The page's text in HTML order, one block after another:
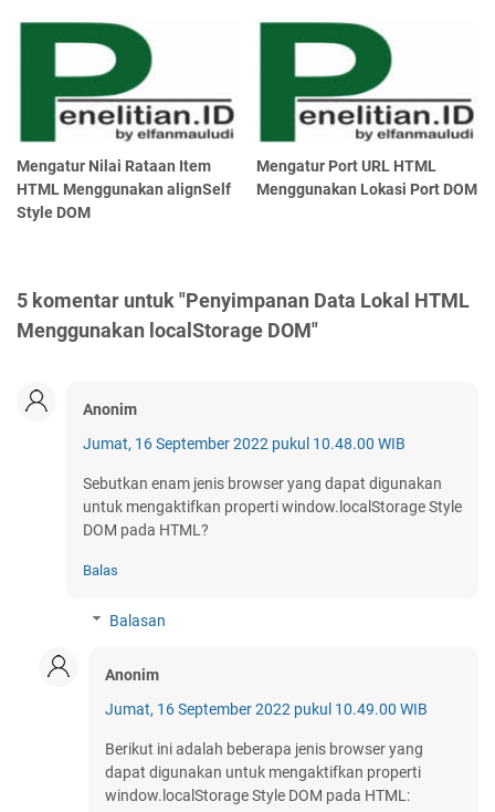
Mengatur Nilai Rataan Item
HTML Menggunakan alignSelf
Style DOM
Mengatur Port URL HTML
Menggunakan Lokasi Port DOM
5 komentar untuk "Penyimpanan Data Lokal HTML
Menggunakan localStorage DOM"
Anonim
Jumat, 16 September 2022 pukul 10.48.00 WIB
Sebutkan enam jenis browser yang dapat digunakan
untuk mengaktifkan properti window.localStorage Style
DOM pada HTML?
Balas
Balasan
Anonim
Jumat, 16 September 2022 pukul 10.49.00 WIB
Berikut ini adalah beberapa jenis browser yang
dapat digunakan untuk mengaktifkan properti
window.localStorage Style DOM pada HTML: